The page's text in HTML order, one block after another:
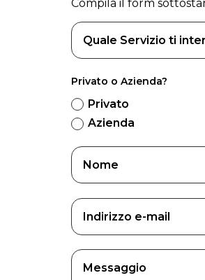
Compila il form
Privato o Azienda?
Privato
Azienda